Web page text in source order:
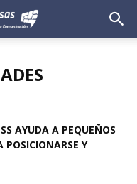
AYUDA A PEQUEÑOS
POSICIONARSE Y